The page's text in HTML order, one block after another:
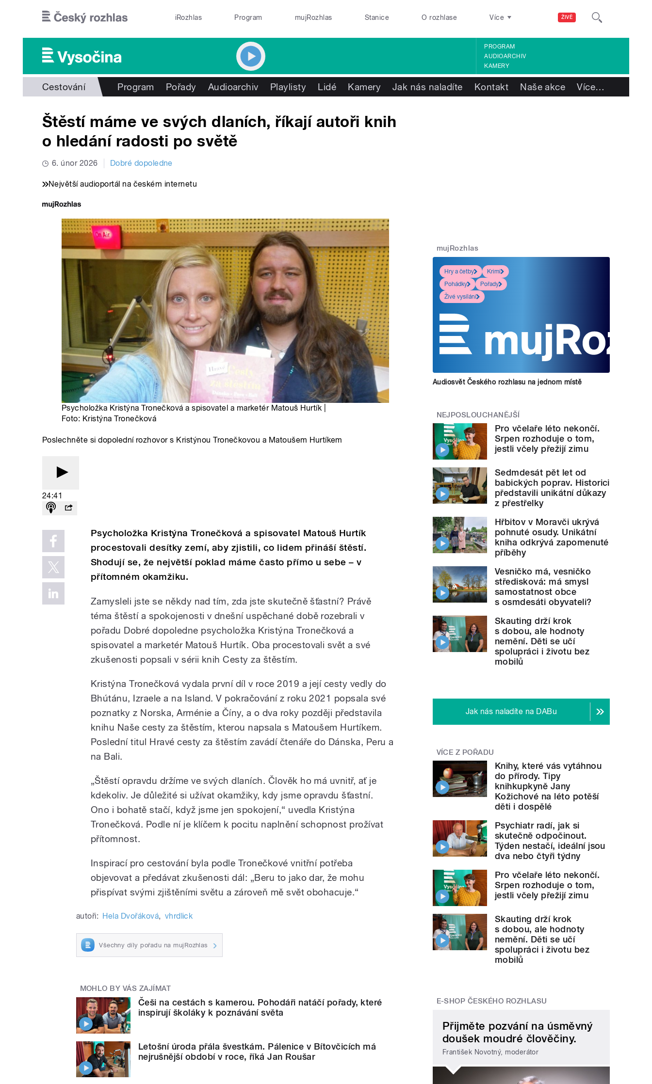
ŽIVĚ
iRozhlas Program mujRozhlas Stanice O rozhlase Více
PROGRAM
AUDIOARCHIV
KAMERY
Cestování Program Pořady Audioarchiv Playlisty Lidé Kamery Jak nás naladíte Kontakt Naše akce Více…
Štěstí máme ve svých dlaních, říkají autoři knih
o hledání radosti po světě
6. únor 2026 Dobré dopoledne
Největší audioportál na českém internetu
Psycholožka Kristýna Tronečková a spisovatel a marketér Matouš Hurtík |
Foto: Kristýna Tronečková
Poslechněte si dopolední rozhovor s Kristýnou Tronečkovou a Matoušem Hurtíkem
24:41
Psycholožka Kristýna Tronečková a spisovatel Matouš Hurtík
procestovali desítky zemí, aby zjistili, co lidem přináší štěstí.
Shodují se, že největší poklad máme často přímo u sebe – v
přítomném okamžiku.
Zamysleli jste se někdy nad tím, zda jste skutečně šťastní? Právě
téma štěstí a spokojenosti v dnešní uspěchané době rozebrali v
pořadu Dobré dopoledne psycholožka Kristýna Tronečková a
spisovatel a marketér Matouš Hurtík. Oba procestovali svět a své
zkušenosti popsali v sérii knih Cesty za štěstím.
Kristýna Tronečková vydala první díl v roce 2019 a její cesty vedly do
Bhútánu, Izraele a na Island. V pokračování z roku 2021 popsala své
poznatky z Norska, Arménie a Číny, a o dva roky později představila
knihu Naše cesty za štěstím, kterou napsala s Matoušem Hurtíkem.
Poslední titul Hravé cesty za štěstím zavádí čtenáře do Dánska, Peru a
na Bali.
„Štěstí opravdu držíme ve svých dlaních. Člověk ho má uvnitř, ať je
kdekoliv. Je důležité si užívat okamžiky, kdy jsme opravdu šťastní.
Ono i bohatě stačí, když jsme jen spokojení,“ uvedla Kristýna
Tronečková. Podle ní je klíčem k pocitu naplnění schopnost prožívat
přítomnost.
Inspirací pro cestování byla podle Tronečkové vnitřní potřeba
objevovat a předávat zkušenosti dál: „Beru to jako dar, že mohu
přispívat svými zjištěními světu a zároveň mě svět obohacuje.“
autoři: Hela Dvořáková, vhrdlick
Všechny díly pořadu na mujRozhlas
MOHLO BY VÁS ZAJÍMAT
Češi na cestách s kamerou. Pohodáři natáčí pořady, které
inspirují školáky k poznávání světa
Letošní úroda přála švestkám. Pálenice v Bítovčicích má
nejrušnější období v roce, říká Jan Roušar
mujRozhlas
Hry a četby
Krimi
Pohádky
Pořady
Živé vysílání
Audiosvět Českého rozhlasu na jednom místě
NEJPOSLOUCHANĚJŠÍ
Pro včelaře léto nekončí.
Srpen rozhoduje o tom,
jestli včely přežijí zimu
Sedmdesát pět let od
babických poprav. Historici
představili unikátní důkazy
z přestřelky
Hřbitov v Moravči ukrývá
pohnuté osudy. Unikátní
kniha odkrývá zapomenuté
příběhy
Vesničko má, vesničko
středisková: má smysl
samostatnost obce
s osmdesáti obyvateli?
Skauting drží krok
s dobou, ale hodnoty
nemění. Děti se učí
spolupráci i životu bez
mobilů
Jak nás naladíte na DABu
VÍCE Z POŘADU
Knihy, které vás vytáhnou
do přírody. Tipy
knihkupkyně Jany
Kožichové na léto potěší
děti i dospělé
Psychiatr radí, jak si
skutečně odpočinout.
Týden nestačí, ideální jsou
dva nebo čtyři týdny
Pro včelaře léto nekončí.
Srpen rozhoduje o tom,
jestli včely přežijí zimu
Skauting drží krok
s dobou, ale hodnoty
nemění. Děti se učí
spolupráci i životu bez
mobilů
E-SHOP ČESKÉHO ROZHLASU
Přijměte pozvání na úsměvný
doušek moudré člověčiny.
František Novotný, moderátor